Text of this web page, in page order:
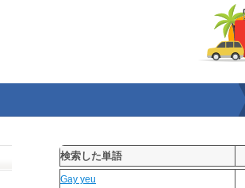
検索した単語
Gay yeu